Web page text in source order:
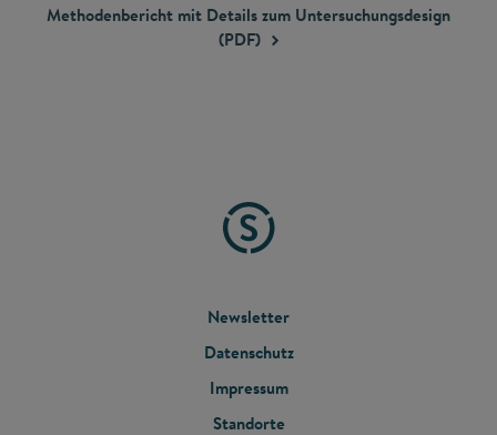
Methodenbericht mit Details zum Untersuchungsdesign
(PDF)
FOOTER
MENU
Newsletter
Datenschutz
Impressum
Standorte